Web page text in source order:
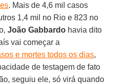
. Mais de 4,6 mil casos
1,4 mil no Rio e 823 no
João Gabbardo havia dito
vai começar a
e mortes todos os dias,
de testagem de fato
seguiu ele, só virá quando